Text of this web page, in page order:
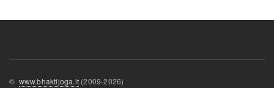
© www.bhaktijoga.lt (2009-2026)